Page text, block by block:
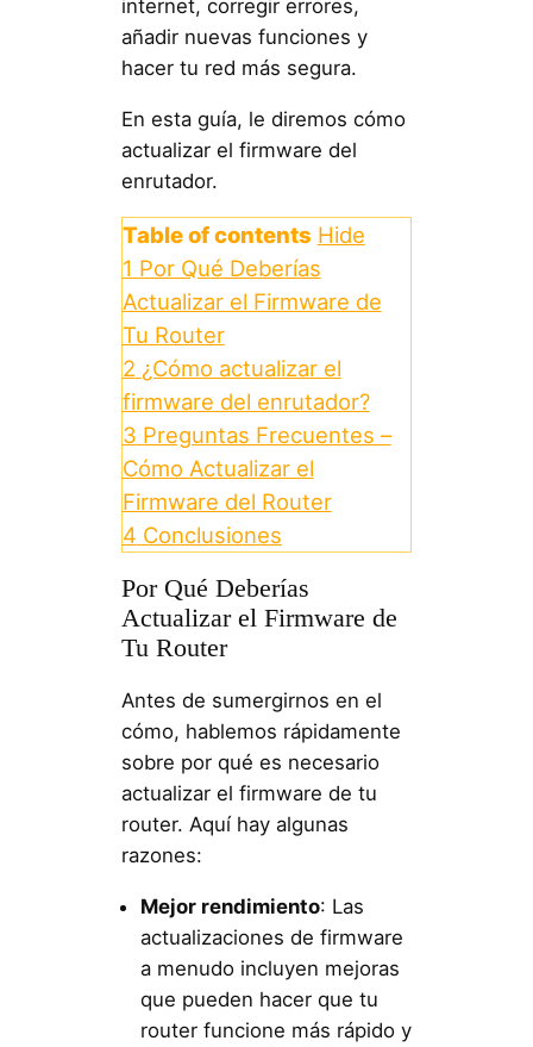
internet, corregir errores,
añadir nuevas funciones y
hacer tu red más segura.
En esta guía, le diremos cómo
actualizar el firmware del
enrutador.
Table of contents Hide
1 Por Qué Deberías
Actualizar el Firmware de
Tu Router
2 ¿Cómo actualizar el
firmware del enrutador?
3 Preguntas Frecuentes –
Cómo Actualizar el
Firmware del Router
4 Conclusiones
Por Qué Deberías
Actualizar el Firmware de
Tu Router
Antes de sumergirnos en el
cómo, hablemos rápidamente
sobre por qué es necesario
actualizar el firmware de tu
router. Aquí hay algunas
razones:
Mejor rendimiento: Las
actualizaciones de firmware
a menudo incluyen mejoras
que pueden hacer que tu
router funcione más rápido y